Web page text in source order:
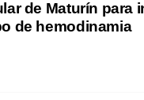
de Maturín para
de hemodinamia